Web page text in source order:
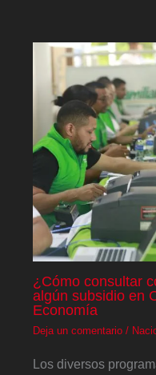
¿Cómo consultar
algún subsidio en
Economía
Deja un comentario /
Los diversos